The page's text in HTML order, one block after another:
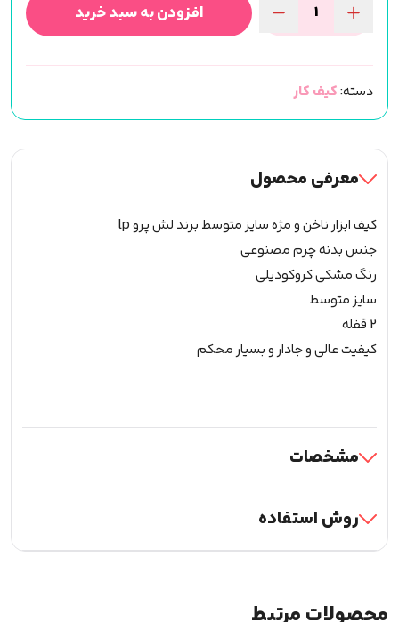
کیف
پرو
سایز
متوسط
Lp
عدد
افزودن به سبد خرید
دسته:کیف کار
معرفی محصول
کیف ابزار ناخن و مژه سایز متوسط برند لش پرو lp
جنس بدنه چرم مصنوعی
رنگ مشکی کروکودیلی
سایز متوسط
2 قفله
کیفیت عالی و جادار و بسیار محکم
مشخصات
روش استفاده
محصولات مرتبط